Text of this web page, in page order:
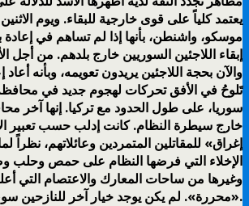
يعتمد كلياً على قوى خارجية للبقاء. ويوم
موسكو، واشنطن، بأنها إذا لم تساهم في إعادة
إبقاء اللاجئين السوريين خارج بلدهم. من أجل
والآن بحجة اللاجئين يريدون تعويمه، وبأنه
تَلوحُ في الأفق تحركات لهجوم جديد في
سوريا، على طول الحدود مع تركيا. إنها آخر
خارج سيطرة النظام. كانت إدلب حسب تعبير
إغراق» للمقاتلين المتمردين وعائلاتهم، نظراً
الإخلاء التي فرضها النظام على حمص
وغيرها من ساحات المعارك والاعتصام التي
«محررة». لم يكن يوجد خيار آخر للنازحين سوى الذهاب إلى إدلب.